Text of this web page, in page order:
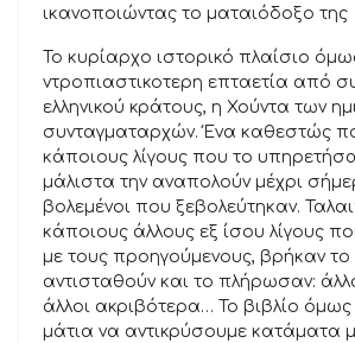
ικανοποιώντας το ματαιόδοξο της
Το κυρίαρχο ιστορικό πλαίσιο
ντροπιαστικοτερη επταετία από
ελληνικού κράτους, η Χούντα των
συνταγματαρχών. Ένα καθεστώς
κάποιους λίγους που το
μάλιστα την αναπολούν μέχρι
βολεμένοι που ξεβολεύτηκαν.
κάποιους άλλους εξ ίσου λίγους
με τους προηγούμενους, βρήκαν το
αντισταθούν και το πλήρωσαν:
άλλοι ακριβότερα… Το βιβλίο όμως
μάτια να αντικρύσουμε κατάματα